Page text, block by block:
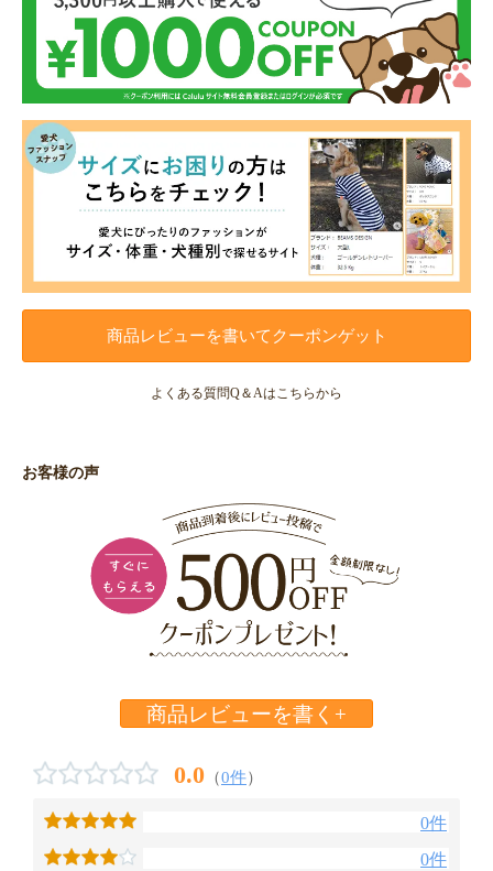
商品レビューを書いてクーポンゲット
よくある質問Q＆Aはこちらから
お客様の声
商品レビューを書く+
0.0 （0件）
0件
0件